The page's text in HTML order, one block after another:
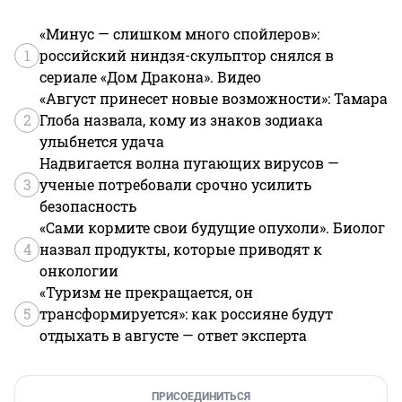
у кого отцы. Я на 1/8 эстонец, но ведь есть же еще
7/8.
1
«Минус — слишком много спойлеров»:
российский ниндзя-скульптор снялся в
сериале «Дом Дракона». Видео
2
«Август принесет новые возможности»: Тамара
Глоба назвала, кому из знаков зодиака
улыбнется удача
3
Надвигается волна пугающих вирусов —
ученые потребовали срочно усилить
безопасность
4
«Сами кормите свои будущие опухоли». Биолог
назвал продукты, которые приводят к
онкологии
5
«Туризм не прекращается, он
трансформируется»: как россияне будут
отдыхать в августе — ответ эксперта
ПРИСОЕДИНИТЬСЯ